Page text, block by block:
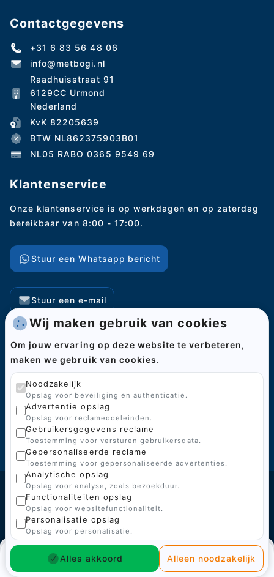
Wij maken gebruik van cookies
Om jouw ervaring op deze website te verbeteren,
maken we gebruik van cookies.
Noodzakelijk
Opslag voor beveiliging en authenticatie.
Advertentie opslag
Opslag voor reclamedoeleinden.
Gebruikersgegevens reclame
Toestemming voor versturen gebruikersdata.
Gepersonaliseerde reclame
Toestemming voor gepersonaliseerde advertenties.
Analytische opslag
Opslag voor analyse, zoals bezoekduur.
Functionaliteiten opslag
Opslag voor websitefunctionaliteit.
Personalisatie opslag
Opslag voor personalisatie.
Alles akkoord Alleen noodzakelijk
Home
Home Menu
Contactgegevens
+31 6 83 56 48 06
info@metbogi.nl
Raadhuisstraat 91
6129CC Urmond
Nederland
KvK 82205639
BTW NL862375903B01
NL05 RABO 0365 9549 69
Klantenservice
Onze klantenservice is op werkdagen en op zaterdag
bereikbaar van 8:00 - 17:00.
Stuur een Whatsapp bericht
Stuur een e-mail
Home
Categorieën
Over ons
Kenniscentrum
Contact
© 2026 BoGi
Gemaakt door
Zoekresultaten voor: Sluiten
Winkelwagen Sluiten
Aanmelden Sluiten
Bestelling Sluiten